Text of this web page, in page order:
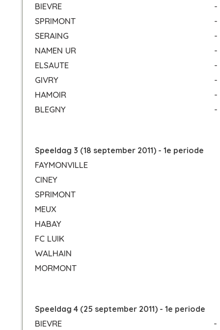
BIEVRE
-
SPRIMONT
-
SERAING
-
NAMEN UR
-
ELSAUTE
-
GIVRY
-
HAMOIR
-
BLEGNY
-
Speeldag 3 (18 september 2011) - 1e periode
FAYMONVILLE
CINEY
SPRIMONT
MEUX
HABAY
FC LUIK
WALHAIN
MORMONT
Speeldag 4 (25 september 2011) - 1e periode
BIEVRE
-